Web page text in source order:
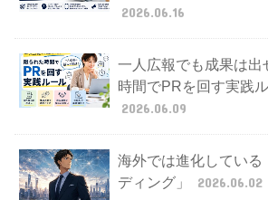
2026.06.16
一人広報でも成果は出
時間でPRを回す実践
2026.06.09
海外では進化している
ディング」
2026.06.02